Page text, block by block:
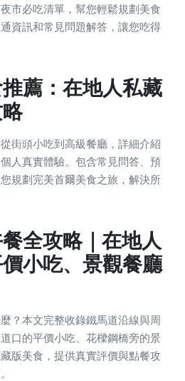
市必吃清單，幫您輕鬆規劃美食
資訊和常見問題解答，讓您吃得
薦：在地人私藏
街頭小吃到高級餐廳，詳細介紹
人真實體驗。包含常見問答、預
規劃完美首爾美食之旅，解決所
全攻略｜在地人
小吃、景觀餐廳
？本文完整收錄鐵馬道沿線與周
口的平價小吃、花樑鋼橋旁的景
版美食，提供真實評價與點餐攻